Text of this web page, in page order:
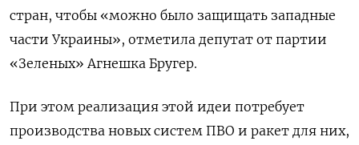
стран, чтобы «можно было защищать западные
части Украины», отметила депутат от партии
«Зеленых» Агнешка Бругер.
При этом реализация этой идеи потребует
производства новых систем ПВО и ракет для них,